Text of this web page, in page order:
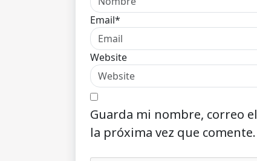
Email*
Website
Guarda mi nombre, correo
la próxima vez que comente.